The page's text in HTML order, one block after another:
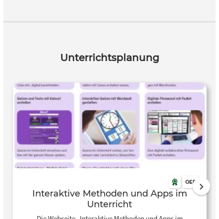
kreatives Denken und algorithmisches Problemlösen und
eingesetzt werden – etwa für Projekte zu Cybermobbing,
Verkehrswegeplanung oder digitalem Basteln . Die Tools
und Apps richtet sich an Lehrkräfte der Primar- und
Sekundarstufe I, die digitale Werkzeuge kreativ und
fachübergreifend in ihren Unterricht integrieren möchten.
Es ist besonders geeignet für Lehrenden ohne oder mit
geringen Vorkenntnissen, die Unterstützung bei der
Entwicklung und Durchführung technischer und digitaler
Lernangebote suchen.
Unterrichtsplanung
OER
Interaktive Methoden und Apps im
Unterricht